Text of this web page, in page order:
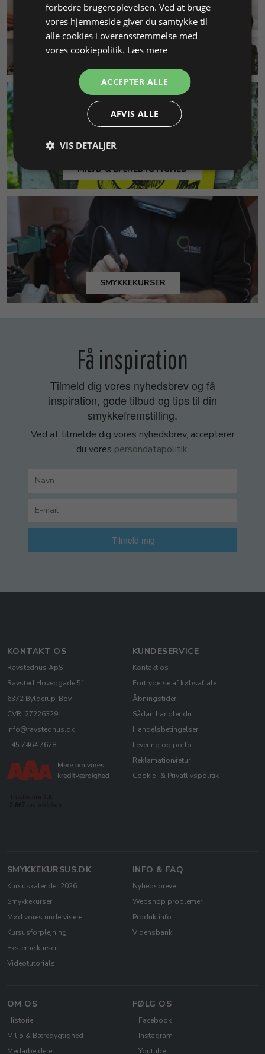
KUNDESERVICE
MILJØ & BÆREDYGTIGHED
SMYKKEKURSER
Få inspiration
Tilmeld dig vores nyhedsbrev og få
inspiration, gode tilbud og tips til din
smykkefremstilling.
Ved at tilmelde dig vores nyhedsbrev, accepterer
du vores persondatapolitik.
Tilmeld mig
KONTAKT OS
Ravstedhus ApS
Ravsted Hovedgade 51
6372 Bylderup-Bov
CVR: 27226329
info@ravstedhus.dk
+45 7464 7628
KUNDESERVICE
Kontakt os
Fortrydelse af købsaftale
Åbningstider
Sådan handler du
Handelsbetingelser
Levering og porto
Reklamation/retur
Cookie- & Privatlivspolitik
SMYKKEKURSUS.DK
Kursuskalender 2026
Smykkekurser
Mød vores undervisere
Kursusforplejning
Eksterne kurser
Videotutorials
INFO & FAQ
Nyhedsbreve
Webshop problemer
Produktinfo
Vidensbank
OM OS
Historie
Miljø & Bæredygtighed
Medarbejdere
FØLG OS
Facebook
Instagram
Youtube
forbedre brugeroplevelsen. Ved at bruge
vores hjemmeside giver du samtykke til
alle cookies i overensstemmelse med
vores cookiepolitik. Læs mere
ACCEPTER ALLE
AFVIS ALLE
VIS DETALJER